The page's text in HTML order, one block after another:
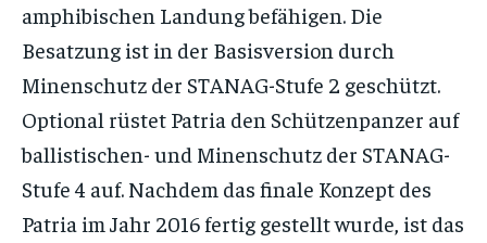
amphibischen Landung befähigen. Die
Besatzung ist in der Basisversion durch
Minenschutz der STANAG-Stufe 2 geschützt.
Optional rüstet Patria den Schützenpanzer auf
ballistischen- und Minenschutz der STANAG-
Stufe 4 auf. Nachdem das finale Konzept des
Patria im Jahr 2016 fertig gestellt wurde, ist das